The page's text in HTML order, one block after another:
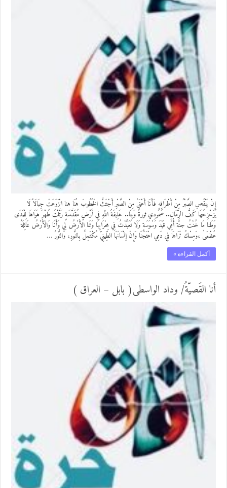
إِنْ يَنْقُصِ الصَّبْرُ مِنْ أَطْرَافِهِ فَأَنَا أَعْتَىٰ مِنْ الصَّبْرِ أَجْتَثُّ الْخُطُوبَ هُنَا هنا انْزَرَعَتْ جِبَالَاً لَا
يُزَحْزِحُهَا كَفُّ الرِّمَالِ.. صُمُودِي ثورةٌ وَبِنَا.. خَلِيفَةُ اللَّهِ فِي أَرْضٍ مُقَدَّسَةٍ رَتَّلْتُ طُهْرَ هَوَاهَا لِلْمَدَى
وَطَنا مَا خُنْتُ جنّة أُمِّي قَيْدَ وَسْوَسَةٍ وَلَا تَعَبَّدْتُ فِي مِحْرَابِهَا وَثَنا الأَرْضُ لِي وَأَنَا وَالْأَرْضُ عَائِلَةٌ
عُظْمَىٰ ،وَمِسْكُ ثَرَاهَا فِي دَمِي اعْتَجَنَا وَإِنْ إِنْسَانَهَا الطِّينِيّ مُكْتَمِلٌ بِالنُّورِ، وَالنُّورُ …
أكمل القراءة »
أنا القَصيّةُ/ وداد الواسطى( بابل – العراق )